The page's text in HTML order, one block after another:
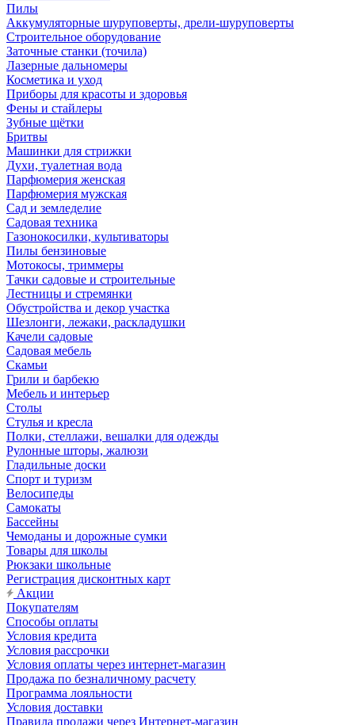
Пилы
Аккумуляторные шуруповерты, дрели-шуруповерты
Строительное оборудование
Заточные станки (точила)
Лазерные дальномеры
Косметика и уход
Приборы для красоты и здоровья
Фены и стайлеры
Зубные щётки
Бритвы
Машинки для стрижки
Духи, туалетная вода
Парфюмерия женская
Парфюмерия мужская
Сад и земледелие
Садовая техника
Газонокосилки, культиваторы
Пилы бензиновые
Мотокосы, триммеры
Тачки садовые и строительные
Лестницы и стремянки
Обустройства и декор участка
Шезлонги, лежаки, раскладушки
Качели садовые
Садовая мебель
Скамьи
Грили и барбекю
Мебель и интерьер
Столы
Стулья и кресла
Полки, стеллажи, вешалки для одежды
Рулонные шторы, жалюзи
Гладильные доски
Спорт и туризм
Велосипеды
Самокаты
Бассейны
Чемоданы и дорожные сумки
Товары для школы
Рюкзаки школьные
Регистрация дисконтных карт
Акции
Покупателям
Способы оплаты
Условия кредита
Условия рассрочки
Условия оплаты через интернет-магазин
Продажа по безналичному расчету
Программа лояльности
Условия доставки
Правила продажи через Интернет-магазин